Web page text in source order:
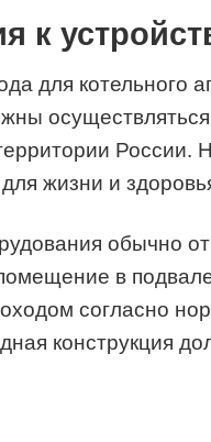
к
для котельного
осуществляться
России.
жизни и
обычно
в
согласно
конструкция